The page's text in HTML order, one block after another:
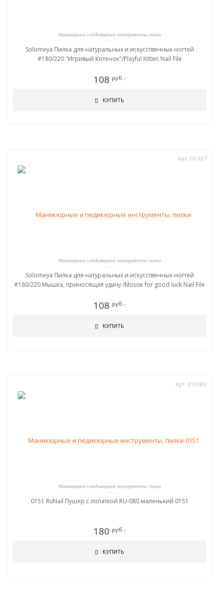
Маникюрные и педикюрные инструменты, пилки
Solomeya Пилка для натуральных и искусственных ногтей
#180/220 "Игривый Котенок"/Playful Kitten Nail File
108 руб.-
КУПИТЬ
Арт. 06-927
Маникюрные и педикюрные инструменты, пилки
Solomeya Пилка для натуральных и искусственных ногтей
#180/220 Мышка, приносящая удачу /Mouse for good luck Nail File
108 руб.-
КУПИТЬ
Арт. 0151RU
Маникюрные и педикюрные инструменты, пилки
0151 RuNail Пушер с лопаткой RU-080 маленький 0151
180 руб.-
КУПИТЬ